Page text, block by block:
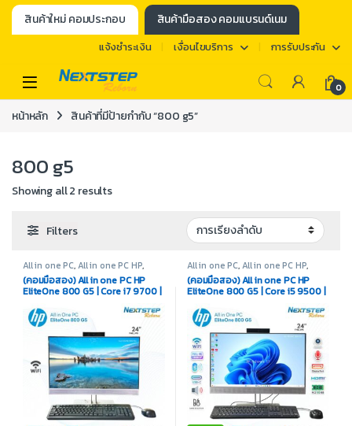
สินค้าใหม่ คอมประกอบ สินค้ามือสอง คอมแบรนด์เนม
แจ้งชำระเงิน เงื่อนไขบริการ การรับประกัน
0
หน้าหลัก สินค้าที่มีป้ายกำกับ “800 g5”
800 g5
Showing all 2 results
Filters
All in one PC,All in one PC HP,
Desktop / All in one / Mini PC,
สินค้ามือสอง
(คอมมือสอง) All in one PC HP
EliteOne 800 G5 | Core i7 9700 |
UHD 630 | Display 24″
All in one PC,All in one PC HP,
Desktop / All in one / Mini PC,
สินค้ามือสอง
(คอมมือสอง) All in one PC HP
EliteOne 800 G5 | Core i5 9500 |
24″ FHD ips | License Win10 Pro
OEM